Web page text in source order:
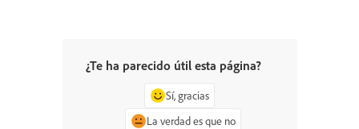
¿Te ha parecido útil esta página?
Sí, gracias
La verdad es que no